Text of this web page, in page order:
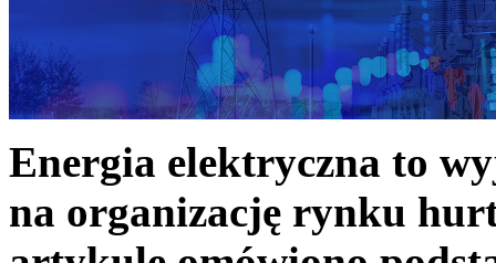
Energia elektryczna to
na organizację rynku